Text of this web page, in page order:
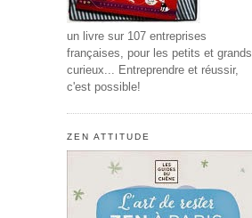
un livre sur 107 entreprises
françaises, pour les petits et grands
curieux... Entreprendre et réussir,
c'est possible!
ZEN ATTITUDE